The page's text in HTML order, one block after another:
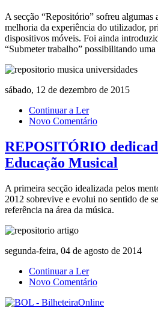
A secção “Repositório” sofreu algumas
melhoria da experiência do utilizador,
dispositivos móveis. Foi ainda
“Submeter trabalho” possibilitando
sábado, 12 de dezembro de 2015
Continuar a Ler
Novo Comentário
REPOSITÓRIO
Educação Musical
A primeira secção idealizada pelos
2012 sobrevive e evolui no sentido de
referência na área da música.
segunda-feira, 04 de agosto de 2014
Continuar a Ler
Novo Comentário